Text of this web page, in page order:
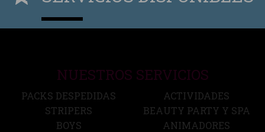
NUESTROS SERVICIOS
PACKS DESPEDIDAS
STRIPERS
BOYS
ACTIVIDADES
BEAUTY PARTY Y SPA
ANIMADORES